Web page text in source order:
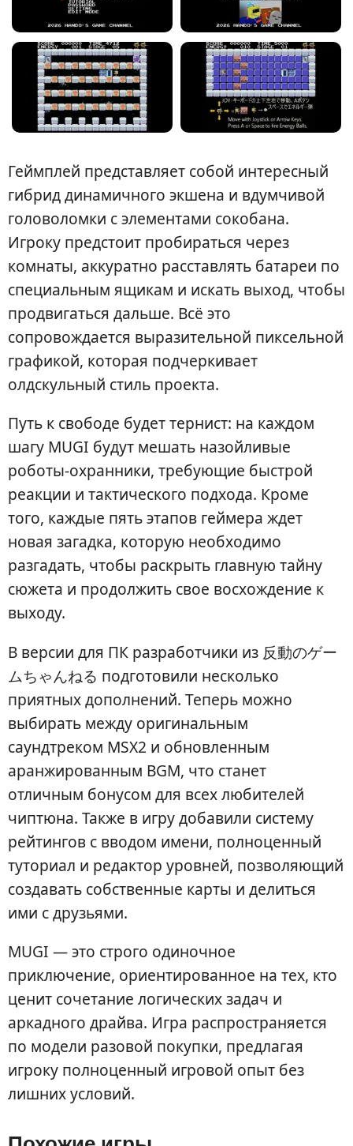
Геймплей представляет собой интересный
гибрид динамичного экшена и вдумчивой
головоломки с элементами сокобана.
Игроку предстоит пробираться через
комнаты, аккуратно расставлять батареи по
специальным ящикам и искать выход, чтобы
продвигаться дальше. Всё это
сопровождается выразительной пиксельной
графикой, которая подчеркивает
олдскульный стиль проекта.
Путь к свободе будет тернист: на каждом
шагу MUGI будут мешать назойливые
роботы-охранники, требующие быстрой
реакции и тактического подхода. Кроме
того, каждые пять этапов геймера ждет
новая загадка, которую необходимо
разгадать, чтобы раскрыть главную тайну
сюжета и продолжить свое восхождение к
выходу.
В версии для ПК разработчики из 反動のゲー
ムちゃんねる подготовили несколько
приятных дополнений. Теперь можно
выбирать между оригинальным
саундтреком MSX2 и обновленным
аранжированным BGM, что станет
отличным бонусом для всех любителей
чиптюна. Также в игру добавили систему
рейтингов с вводом имени, полноценный
туториал и редактор уровней, позволяющий
создавать собственные карты и делиться
ими с друзьями.
MUGI — это строго одиночное
приключение, ориентированное на тех, кто
ценит сочетание логических задач и
аркадного драйва. Игра распространяется
по модели разовой покупки, предлагая
игроку полноценный игровой опыт без
лишних условий.